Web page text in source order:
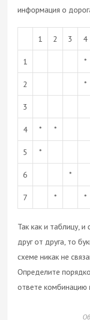
информация о
1 2 3 4
1 *
2 *
3
4 * *
5 *
6 *
7 * *
Так как и таблицу, и
друг от друга, то
схеме никак не
Определите
ответе комбинацию